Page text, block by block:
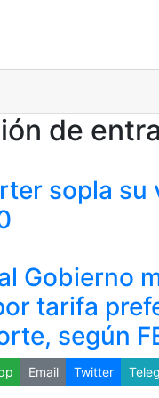
de
sopla su
Gobierno
tarifa
según
Email Twitter